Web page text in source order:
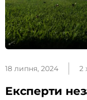
18 липня, 2024 2
Експерти